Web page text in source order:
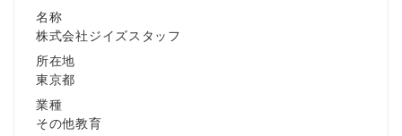
名称
株式会社ジイズスタッフ
所在地
東京都
業種
その他教育